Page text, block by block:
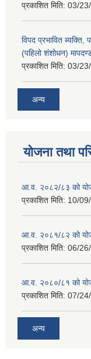
प्रकाशित मिति: 03/
विपद प्रभावित ब्यक्ति,
(पहिलो शंशोधन)
प्रकाशित मिति: 03/
अन्य
योजना तथा
आ.व. २०८२/८३ को
प्रकाशित मिति: 10/
आ.व. २०८१/८२ को
प्रकाशित मिति: 06/
आ.व. २०८०/८१ को
प्रकाशित मिति: 07/
अन्य